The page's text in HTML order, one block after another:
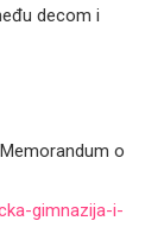
decom i
o
gimnazija-i-